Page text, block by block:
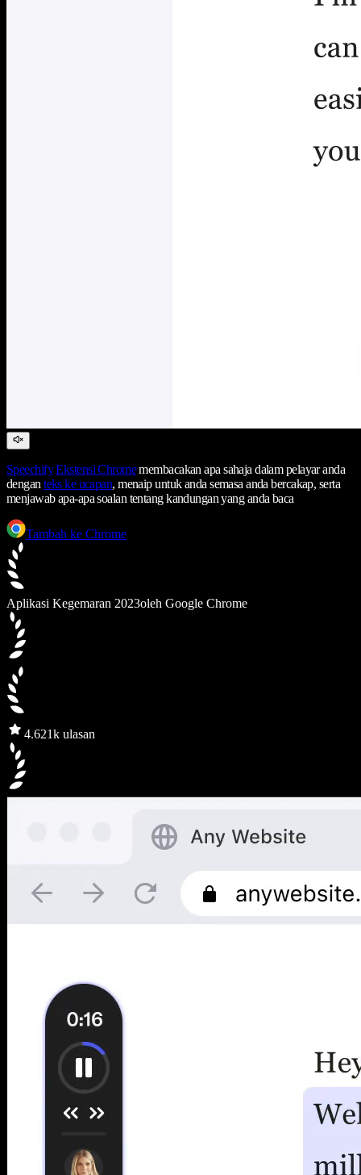
Speechify Ekstensi Chromemembacakan apa sahaja dalam pelayar anda
denganteks ke ucapan, menaip untuk anda semasa anda bercakap, serta
menjawab apa-apa soalan tentang kandungan yang anda baca
Tambah ke Chrome
Aplikasi Kegemaran 2023oleh Google Chrome
4.621k ulasan